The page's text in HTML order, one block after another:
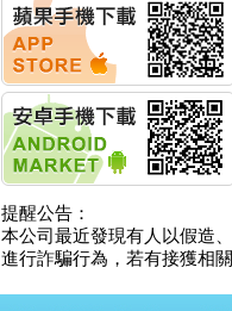
華旭先進:代重要子公司
碩通散熱股份有限公司
公告董事會通過發言人
及代理發
華旭先進:代重要子公司
碩通散熱股份有限公司
公告董事會決議發行員
工認股權
碩通散熱股份有限公司
公告董事會追認113年
向關係
提醒公告：
本公司最近發現有人以假造
進行詐騙行為，若有接獲相